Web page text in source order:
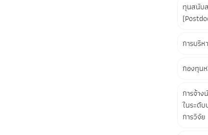
ทุนสนับ
การบริห
กองทุน
การจ้า
ในระดั
การวิจัย